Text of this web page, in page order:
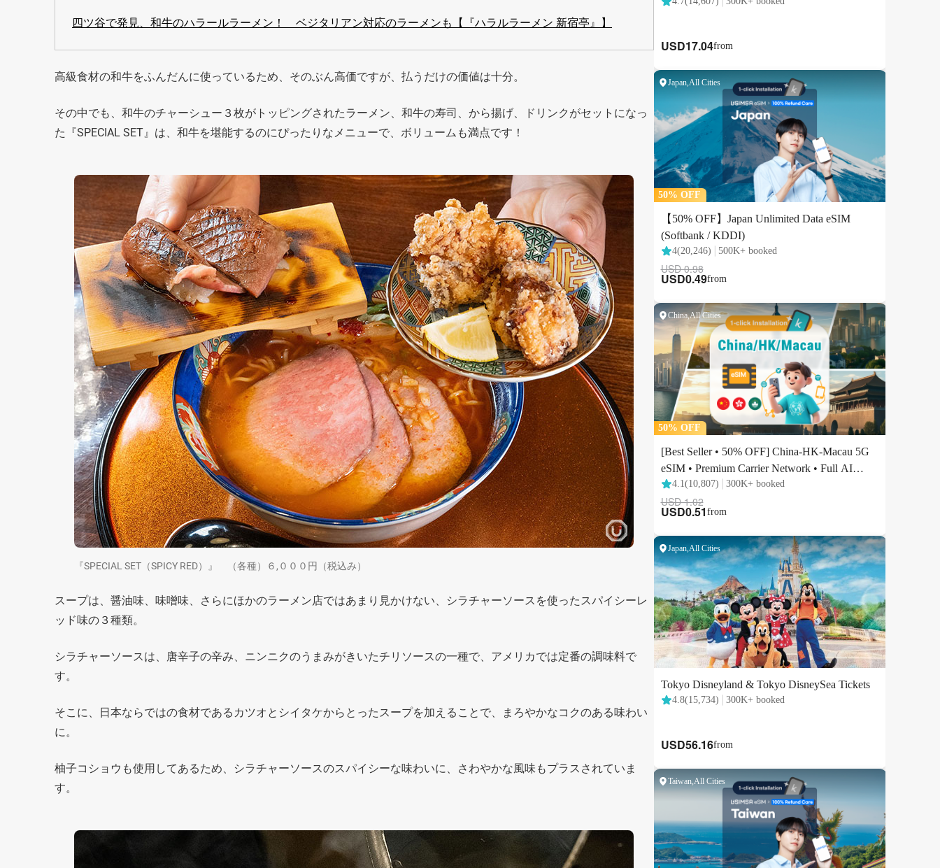
四ツ谷で発見、和牛のハラールラーメン！ ベジタリアン対応のラーメンも【『ハラルラーメン 新宿亭』】
高級食材の和牛をふんだんに使っているため、そのぶん高価ですが、払うだけの価値は十分。
その中でも、和牛のチャーシュー３枚がトッピングされたラーメン、和牛の寿司、から揚げ、ドリンクがセットになっ
た『SPECIAL SET』は、和牛を堪能するのにぴったりなメニューで、ボリュームも満点です！
『SPECIAL SET（SPICY RED）』 （各種）６,０００円（税込み）
スープは、醤油味、味噌味、さらにほかのラーメン店ではあまり見かけない、シラチャーソースを使ったスパイシーレ
ッド味の３種類。
シラチャーソースは、唐辛子の辛み、ニンニクのうまみがきいたチリソースの一種で、アメリカでは定番の調味料で
す。
そこに、日本ならではの食材であるカツオとシイタケからとったスープを加えることで、まろやかなコクのある味わい
に。
柚子コショウも使用してあるため、シラチャーソースのスパイシーな味わいに、さわやかな風味もプラスされていま
す。